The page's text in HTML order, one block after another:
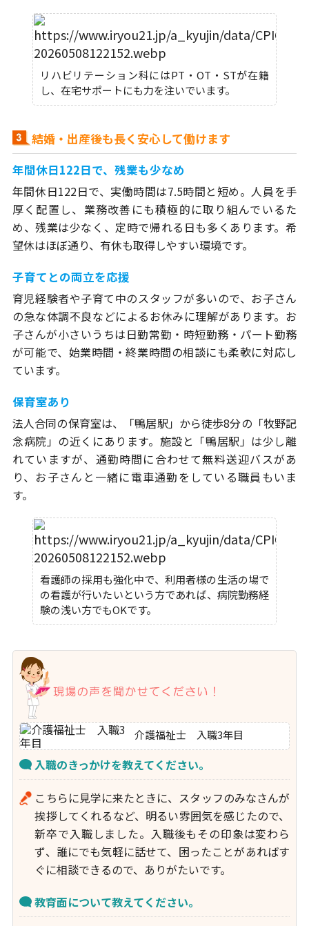
リハビリテーション科にはPT・OT・STが在籍
し、在宅サポートにも力を注いでいます。
結婚・出産後も長く安心して働けます
年間休日122日で、残業も少なめ
年間休日122日で、実働時間は7.5時間と短め。人員を手
厚く配置し、業務改善にも積極的に取り組んでいるた
め、残業は少なく、定時で帰れる日も多くあります。希
望休はほぼ通り、有休も取得しやすい環境です。
子育てとの両立を応援
育児経験者や子育て中のスタッフが多いので、お子さん
の急な体調不良などによるお休みに理解があります。お
子さんが小さいうちは日勤常勤・時短勤務・パート勤務
が可能で、始業時間・終業時間の相談にも柔軟に対応し
ています。
保育室あり
法人合同の保育室は、「鴨居駅」から徒歩8分の「牧野記
念病院」の近くにあります。施設と「鴨居駅」は少し離
れていますが、通勤時間に合わせて無料送迎バスがあ
り、お子さんと一緒に電車通勤をしている職員もいま
す。
看護師の採用も強化中で、利用者様の生活の場で
の看護が行いたいという方であれば、病院勤務経
験の浅い方でもOKです。
介護福祉士 入職3年目
入職のきっかけを教えてください。
こちらに見学に来たときに、スタッフのみなさんが
挨拶してくれるなど、明るい雰囲気を感じたので、
新卒で入職しました。入職後もその印象は変わら
ず、誰にでも気軽に話せて、困ったことがあればす
ぐに相談できるので、ありがたいです。
教育面について教えてください。